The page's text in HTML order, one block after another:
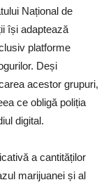
Național de
își adaptează
platforme
Deși
acestor grupuri,
ce obligă poliția
digital.
a cantităților
marijuanei și al